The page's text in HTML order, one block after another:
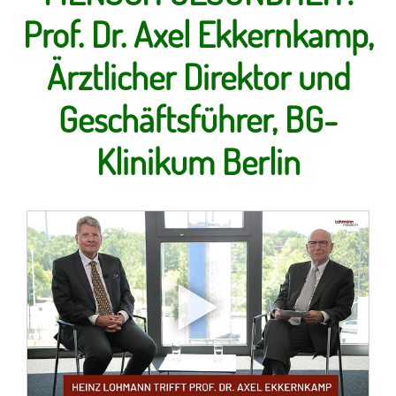
Prof. Dr. Axel Ekkernkamp,
Ärztlicher Direktor und
Geschäftsführer, BG-
Klinikum Berlin